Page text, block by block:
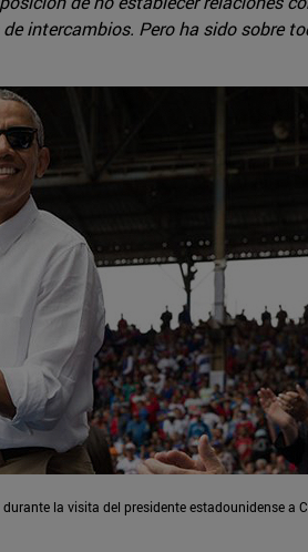
intercambios. Pero ha sido sobre
la visita del presidente estadounidense a